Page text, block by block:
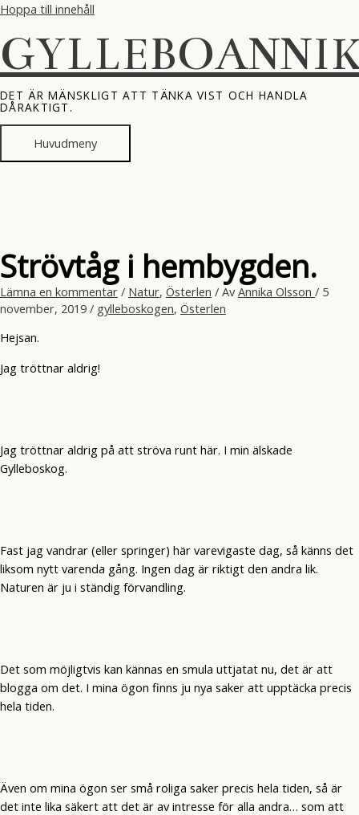
Hoppa till innehåll
DET ÄR MÄNSKLIGT ATT TÄNKA VIST OCH HANDLA
DÅRAKTIGT.
Huvudmeny
Strövtåg i hembygden.
Lämna en kommentar / Natur, Österlen / Av Annika Olsson / 5
november, 2019 / gylleboskogen, Österlen
Hejsan.
Jag tröttnar aldrig!
Jag tröttnar aldrig på att ströva runt här. I min älskade
Gylleboskog.
Fast jag vandrar (eller springer) här varevigaste dag, så känns det
liksom nytt varenda gång. Ingen dag är riktigt den andra lik.
Naturen är ju i ständig förvandling.
Det som möjligtvis kan kännas en smula uttjatat nu, det är att
blogga om det. I mina ögon finns ju nya saker att upptäcka precis
hela tiden.
Även om mina ögon ser små roliga saker precis hela tiden, så är
det inte lika säkert att det är av intresse för alla andra… som att